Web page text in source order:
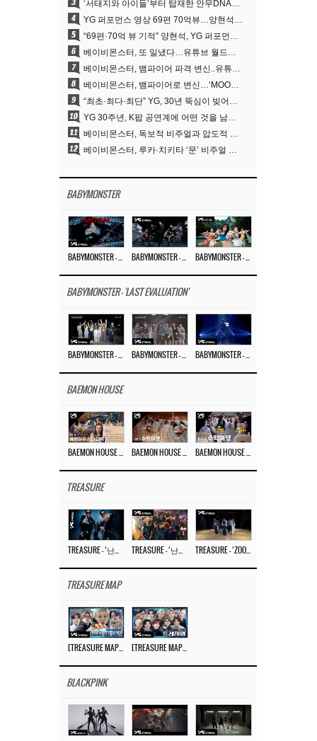
3 ‘서태지와 아이들’부터 탑재한 안무DNA…양현석, YG 퍼포먼스 비디오 70억 뷰 신화의 시작
4 YG 퍼포먼스 영상 69편 70억뷰…양현석 제작 철학 통했다
5 “69편·70억 뷰 기적” 양현석, YG 퍼포먼스 비디오 100% 직접 만든 이유
6 베이비몬스터, 또 일냈다…유튜브 월드와이드 1위
7 베이비몬스터, 뱀파이어 파격 변신..유튜브 트렌딩 1위 직행
8 베이비몬스터, 뱀파이어로 변신…‘MOON’으로 찍은 3개월 프로젝트
9 “최초·최다·최단” YG, 30년 뚝심이 빚어낸 K팝 투어의 새 지평
10 YG 30주년, K팝 공연계에 어떤 것을 남겼나
11 베이비몬스터, 독보적 비주얼과 압도적 소화력..’MOON’
12 베이비몬스터, 루카·치키타 ‘문’ 비주얼 공개…절제된 카리스마·유니크 비주얼
BABYMONSTER
BABYMONSTER – ‘MOON’ M/V BABYMONSTER – ‘MOON’ PERFORMANCE VIDEO BABYMONSTER – ‘I LIKE IT’ M/V
BABYMONSTER - 'LAST EVALUATION'
BABYMONSTER – ‘Last Evaluation’ EP.8 BABYMONSTER – ‘Last Evaluation’ EP.7 BABYMONSTER – ‘Last Evaluation’ EP.6
BAEMON HOUSE
BAEMON HOUSE EP.8 BAEMON HOUSE EP.7 BAEMON HOUSE EP.6
TREASURE
TREASURE – ‘난리나 (NALLY-NA) (HYUNHAYO)’ DANCE PERFORMANCE VIDEO TREASURE – ‘난리나 (NALLY-NA) (HYUNHAYO)’ M/V TREASURE – ‘ZOOM ZOOM’ DANCE PRACTICE VIDEO
TREASURE MAP
[TREASURE MAP] EP.77 🥲 우리 트레저 겁쟁이 아닙니다 🤚 기묘한 전시회 [TREASURE MAP] EP.77 🕯️ THE STRANGE EXHIBITION 🕰️ TEASER
BLACKPINK